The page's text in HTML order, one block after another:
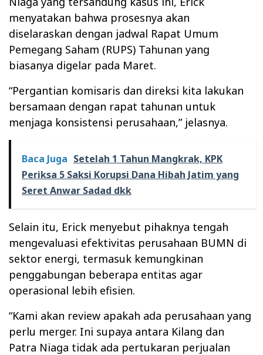
menyatakan bahwa prosesnya akan
diselaraskan dengan jadwal Rapat Umum
Pemegang Saham (RUPS) Tahunan yang
biasanya digelar pada Maret.
“Pergantian komisaris dan direksi kita lakukan
bersamaan dengan rapat tahunan untuk
menjaga konsistensi perusahaan,” jelasnya.
Baca Juga Setelah 1 Tahun Mangkrak, KPK
Periksa 5 Saksi Korupsi Dana Hibah Jatim yang
Seret Anwar Sadad dkk
Selain itu, Erick menyebut pihaknya tengah
mengevaluasi efektivitas perusahaan BUMN di
sektor energi, termasuk kemungkinan
penggabungan beberapa entitas agar
operasional lebih efisien.
“Kami akan review apakah ada perusahaan yang
perlu merger. Ini supaya antara Kilang dan
Patra Niaga tidak ada pertukaran perjualan